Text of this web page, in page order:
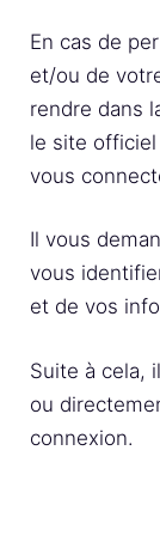
En cas de
et/ou de
rendre dans
le site
vous
Il vous
vous
et de vos
Suite à cela,
ou
connexion.